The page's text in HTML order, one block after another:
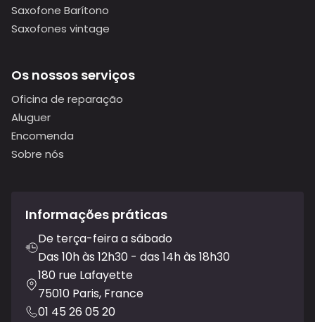
Saxofone Barítono
Saxofones vintage
Os nossos serviços
Oficina de reparação
Aluguer
Encomenda
Sobre nós
Informações práticas
De terça-feira a sábado
Das 10h às 12h30 - das 14h às 18h30
180 rue Lafayette
75010 Paris, France
01 45 26 05 20